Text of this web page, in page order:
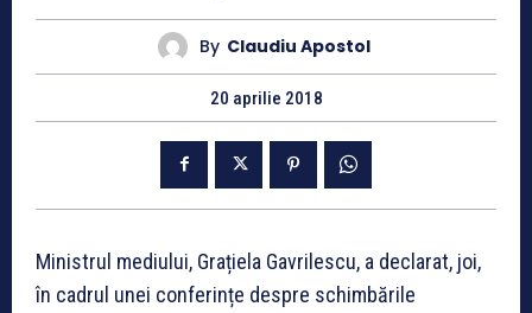
By Claudiu Apostol
20 aprilie 2018
Ministrul mediului, Grațiela Gavrilescu, a declarat, joi,
în cadrul unei conferințe despre schimbările